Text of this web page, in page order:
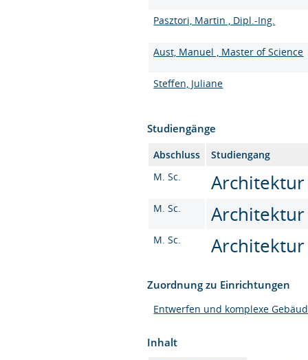
Pasztori, Martin , Dipl.-Ing.
Aust, Manuel , Master of Science
Steffen, Juliane
Studiengänge
Abschluss
Studiengang
M. Sc.
Architektur
M. Sc. Architektur
M. Sc. Architektur
Zuordnung zu Einrichtungen
Entwerfen und komplexe
Inhalt